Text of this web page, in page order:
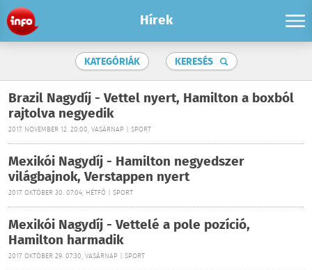
Hírek
KATEGÓRIÁK KERESÉS
Brazil Nagydíj - Vettel nyert, Hamilton a boxból
rajtolva negyedik
2017. NOVEMBER 12. 20:00, VASÁRNAP | SPORT
Mexikói Nagydíj - Hamilton negyedszer
világbajnok, Verstappen nyert
2017. OKTÓBER 30. 07:04, HÉTFŐ | SPORT
Mexikói Nagydíj - Vettelé a pole pozíció,
Hamilton harmadik
2017. OKTÓBER 29. 07:30, VASÁRNAP | SPORT